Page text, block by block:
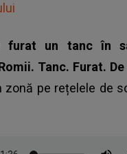
furat un tanc în
Tanc. Furat.
zonă pe rețelele de